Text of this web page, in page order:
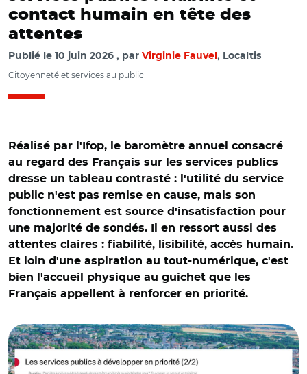
contact humain en tête des
attentes
Publié le 10 juin 2026 par Virginie Fauvel , Localtis
Citoyenneté et services au public
Réalisé par l'Ifop, le baromètre annuel consacré
au regard des Français sur les services publics
dresse un tableau contrasté : l'utilité du service
public n'est pas remise en cause, mais son
fonctionnement est source d'insatisfaction pour
une majorité de sondés. Il en ressort aussi des
attentes claires : fiabilité, lisibilité, accès humain.
Et loin d'une aspiration au tout-numérique, c'est
bien l'accueil physique au guichet que les
Français appellent à renforcer en priorité.